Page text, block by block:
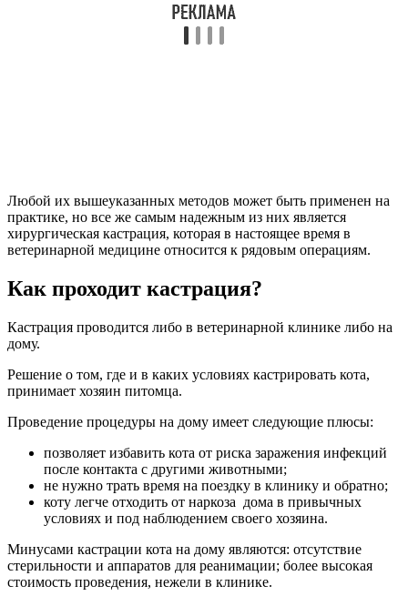
Любой их вышеуказанных методов может быть применен на
практике, но все же самым надежным из них является
хирургическая кастрация, которая в настоящее время в
ветеринарной медицине относится к рядовым операциям.
Как проходит кастрация?
Кастрация проводится либо в ветеринарной клинике либо на
дому.
Решение о том, где и в каких условиях кастрировать кота,
принимает хозяин питомца.
Проведение процедуры на дому имеет следующие плюсы:
позволяет избавить кота от риска заражения инфекций
после контакта с другими животными;
не нужно трать время на поездку в клинику и обратно;
коту легче отходить от наркоза дома в привычных
условиях и под наблюдением своего хозяина.
Минусами кастрации кота на дому являются: отсутствие
стерильности и аппаратов для реанимации; более высокая
стоимость проведения, нежели в клинике.